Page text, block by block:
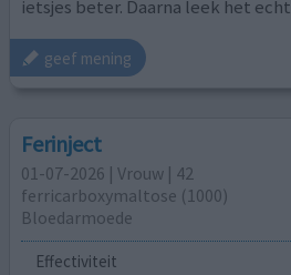
ietsjes beter. Daarna leek het echt
geef mening
Ferinject
01-07-2026 | Vrouw | 42
ferricarboxymaltose (1000)
Bloedarmoede
Effectiviteit